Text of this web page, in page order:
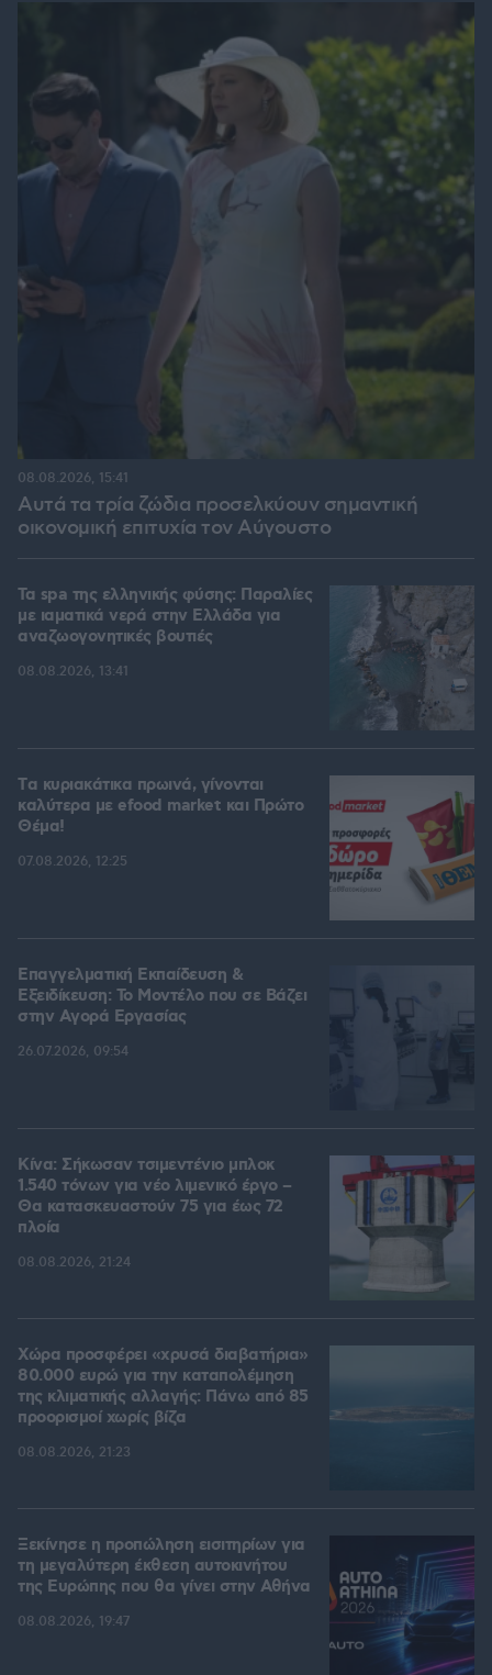
Αυτά τα τρία ζώδια προσελκύουν σημαντική
οικονομική επιτυχία τον Αύγουστο
08.08.2026, 15:41
Τα spa της ελληνικής φύσης: Παραλίες
με ιαματικά νερά στην Ελλάδα για
αναζωογονητικές βουτιές
08.08.2026, 13:41
Tα κυριακάτικα πρωινά, γίνονται
καλύτερα με efood market και Πρώτο
Θέμα!
07.08.2026, 12:25
Επαγγελματική Εκπαίδευση &
Εξειδίκευση: Το Mοντέλο που σε Bάζει
στην Aγορά Eργασίας
26.07.2026, 09:54
Κίνα: Σήκωσαν τσιμεντένιο μπλοκ
1.540 τόνων για νέο λιμενικό έργο –
Θα κατασκευαστούν 75 για έως 72
πλοία
08.08.2026, 21:24
Χώρα προσφέρει «χρυσά διαβατήρια»
80.000 ευρώ για την καταπολέμηση
της κλιματικής αλλαγής: Πάνω από 85
προορισμοί χωρίς βίζα
08.08.2026, 21:23
Ξεκίνησε η προπώληση εισιτηρίων για
τη μεγαλύτερη έκθεση αυτοκινήτου
της Ευρώπης που θα γίνει στην Αθήνα
08.08.2026, 19:47